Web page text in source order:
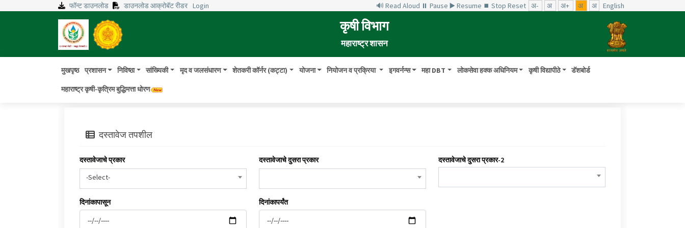
फॉन्ट डाउनलोड डाउनलोड आक्रोबॅट रीडर Login 🔊 Read Aloud ⏸ Pause ▶️ Resume ⏹ Stop Reset अ- अ अ+ अ अ English
कृषी विभाग
महाराष्ट्र शासन
मुखपृष्ठ प्रशासन निविष्ठा सांख्यिकी मृद व जलसंधारण शेतकरी कॉर्नर (कट्टा) योजना नियोजन व प्रक्रिया इगवर्नन्स महा DBT लोकसेवा हक्क अधिनियम कृषी विद्यापीठे डॅशबोर्ड
महाराष्ट्र कृषी-कृत्रिम बुद्धिमत्ता धोरण
दस्तावेज तपशील
दस्तावेजाचे प्रकार
-Select-
दस्तावेजाचे दुसरा प्रकार दस्तावेजाचे दुसरा प्रकार-2
दिनांकापासून दिनांकापर्यंत